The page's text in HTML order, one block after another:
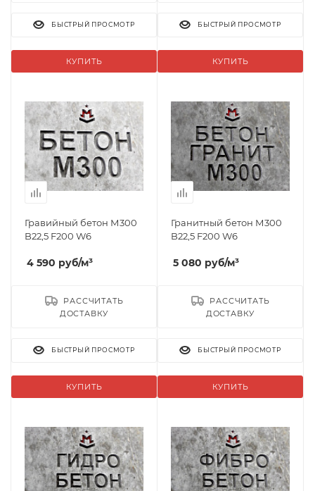
КУПИТЬ
БЫСТРЫЙ ПРОСМОТР
КУПИТЬ
БЫСТРЫЙ ПРОСМОТР
Гравийный бетон М300
B22,5 F200 W6
4 590 руб/м³
КУПИТЬ
РАССЧИТАТЬ
ДОСТАВКУ
БЫСТРЫЙ ПРОСМОТР
Гранитный бетон М300
B22,5 F200 W6
5 080 руб/м³
КУПИТЬ
РАССЧИТАТЬ
ДОСТАВКУ
БЫСТРЫЙ ПРОСМОТР